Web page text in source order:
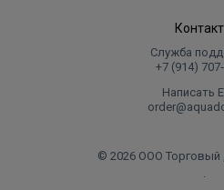
Служба
+7 (914)
Написать
© 2026 ООО
.